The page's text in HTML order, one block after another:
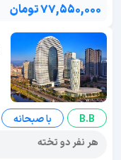
۷۷,۵۵۰,۰۰۰ تومان
B.B
با صبحانه
هر نفر دو تخته